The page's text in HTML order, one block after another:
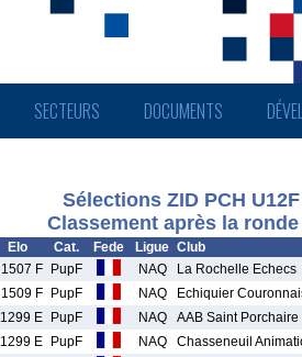
SECTEURS DOCUMENTS
Sélections ZID PCH U12F
Classement après la ronde
Elo Cat. Fede Ligue Club
1507 F PupF NAQ La Rochelle Echecs
1509 F PupF NAQ Echiquier
1299 E PupF NAQ AAB Saint Porchaire
1299 E PupF NAQ Chasseneuil